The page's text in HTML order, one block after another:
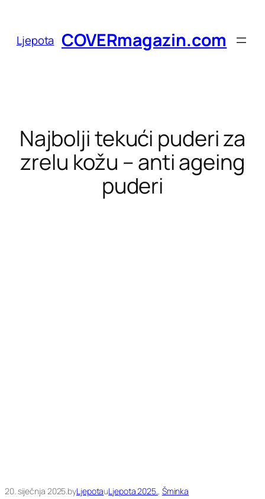
sadržaja
Ljepota COVERmagazin.com
Najbolji tekući puderi za
zrelu kožu – anti ageing
puderi
20. siječnja 2025.byLjepotauLjepota 2025., Šminka